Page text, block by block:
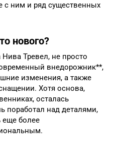
с ним и ряд существенных
нового?
Тревел, не просто
внедорожник**,
изменения, а также
Хотя основа,
осталась
поработал над деталями,
еще более